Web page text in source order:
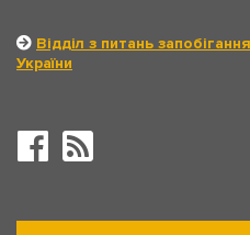
Відділ з питань
України